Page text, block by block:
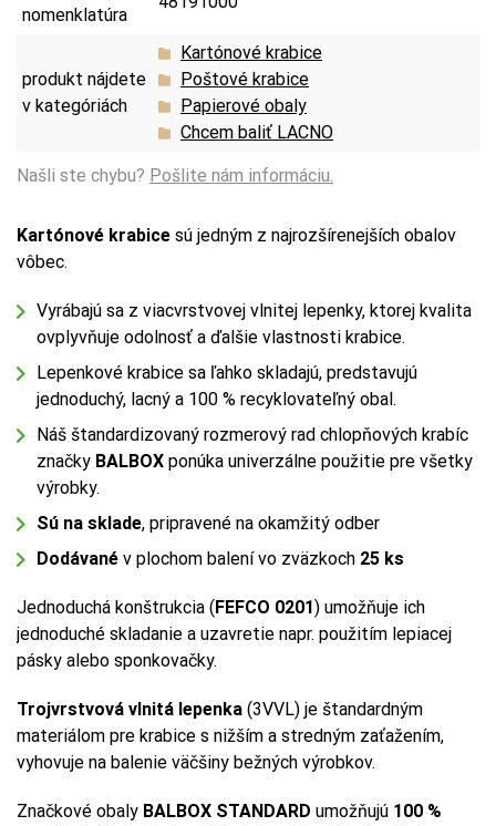
nomenklatúra
produkt nájdete
v kategóriách
Kartónové krabice
Poštové krabice
Papierové obaly
Chcem baliť LACNO
Našli ste chybu? Pošlite nám informáciu.
Kartónové krabice sú jedným z najrozšírenejších obalov
vôbec.
Vyrábajú sa z viacvrstvovej vlnitej lepenky, ktorej kvalita
ovplyvňuje odolnosť a ďalšie vlastnosti krabice.
Lepenkové krabice sa ľahko skladajú, predstavujú
jednoduchý, lacný a 100 % recyklovateľný obal.
Náš štandardizovaný rozmerový rad chlopňových krabíc
značky BALBOX ponúka univerzálne použitie pre všetky
výrobky.
Sú na sklade, pripravené na okamžitý odber
Dodávané v plochom balení vo zväzkoch 25 ks
Jednoduchá konštrukcia ( FEFCO 0201) umožňuje ich
jednoduché skladanie a uzavretie napr. použitím lepiacej
pásky alebo sponkovačky.
Trojvrstvová vlnitá lepenka (3VVL) je štandardným
materiálom pre krabice s nižším a stredným zaťažením,
vyhovuje na balenie väčšiny bežných výrobkov.
Značkové obaly BALBOX STANDARD umožňujú 100 %